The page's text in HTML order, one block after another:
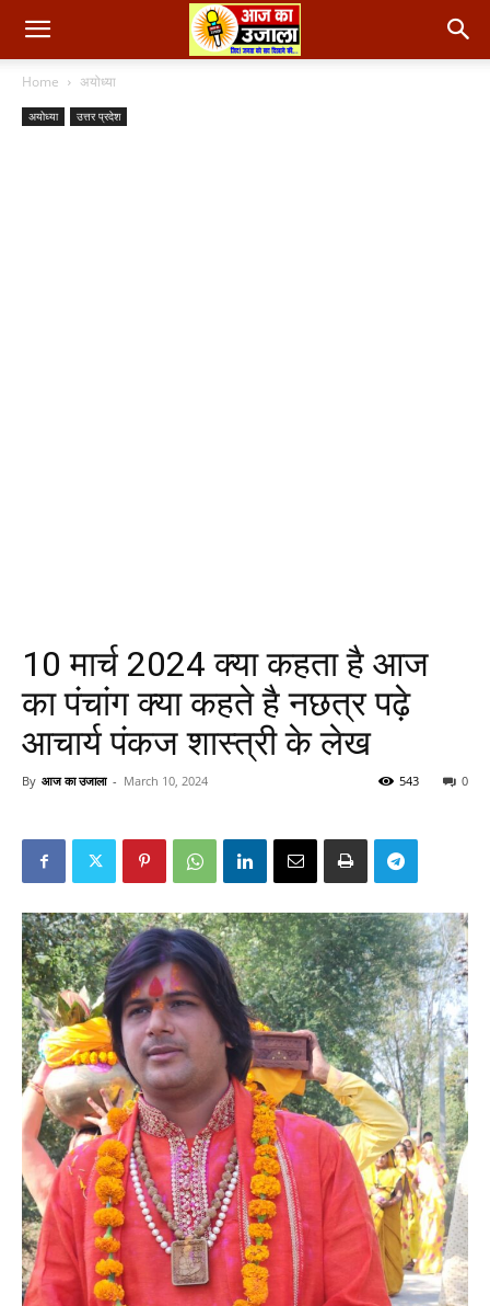
Home अयोध्या
अयोध्या उत्तर प्रदेश
10 मार्च 2024 क्या कहता है आज
का पंचांग क्या कहते है नछत्र पढ़े
आचार्य पंकज शास्त्री के लेख
By आज का उजाला - March 10, 2024 0
543